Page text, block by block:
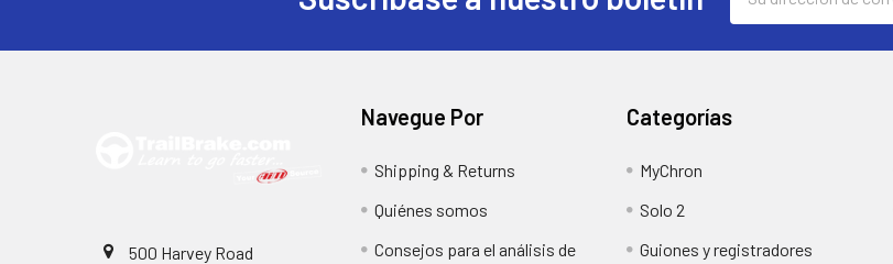
de
500 Harvey Road
Navegue Por
Shipping & Returns
Quiénes somos
Consejos para el análisis de
Categorías
MyChron
Solo 2
Guiones y registradores